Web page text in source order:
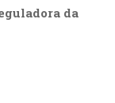
da